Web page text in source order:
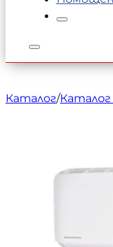
Каталог/